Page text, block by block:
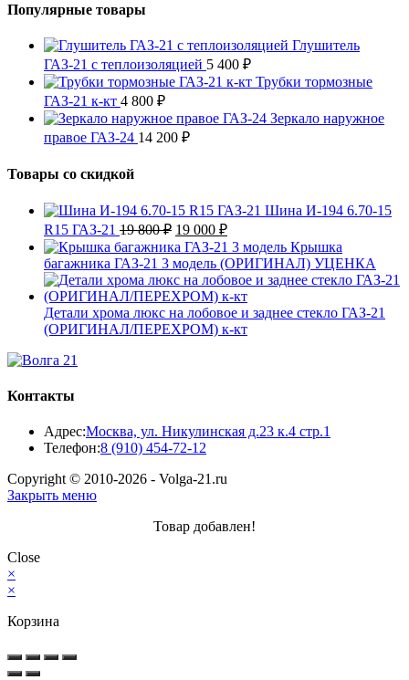
Популярные товары
Глушитель
ГАЗ-21 с теплоизоляцией 5 400 ₽
Трубки тормозные
ГАЗ-21 к-кт 4 800 ₽
Зеркало наружное
правое ГАЗ-24 14 200 ₽
Товары со скидкой
Шина И-194 6.70-15
R15 ГАЗ-21 19 800₽ Первоначальная
цена
составляла
19
800 ₽.
19 000 ₽Текущая
цена:
19
000 ₽.
Крышка
багажника ГАЗ-21 3 модель (ОРИГИНАЛ) УЦЕНКА
Детали хрома люкс на лобовое и заднее стекло ГАЗ-21
(ОРИГИНАЛ/ПЕРЕХРОМ) к-кт
Контакты
Адрес:Москва, ул. Никулинская д.23 к.4 стр.1
Телефон:8 (910) 454-72-12
вашем
Copyright © 2010-2026 - Volga-21.ru
Закрыть меню
Товар добавлен!
Close
×
×
Корзина